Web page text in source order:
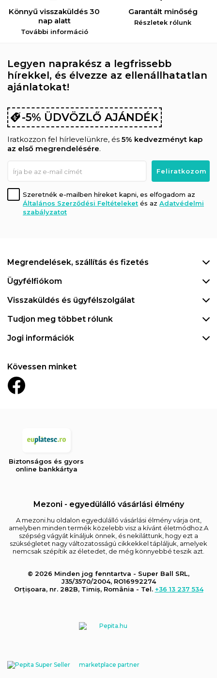
Könnyű visszaküldés 30
nap alatt
További információ
Garantált minőség
Részletek rólunk
Legyen naprakész a legfrissebb
hírekkel, és élvezze az ellenállhatatlan
ajánlatokat!
-5% ÜDVÖZLŐ AJÁNDÉK
Iratkozzon fel hírlevelünkre, és 5% kedvezményt kap
az első megrendelésére.
Szeretnék e-mailben híreket kapni, es elfogadom az
Általános Szerződési Feltételeket és az Adatvédelmi
szabályzatot
Megrendelések, szállítás és fizetés
Ügyfélfiókom
Visszaküldés és ügyfélszolgálat
Tudjon meg többet rólunk
Jogi információk
Kövessen minket
Biztonságos és gyors
online bankkártya
Mezoni - egyedülálló vásárlási élmény
A mezoni.hu oldalon egyedülálló vásárlási élmény várja önt,
amelyben minden termék közelebb visz a kívánt életmódhoz.A
szépség vágyát kínáljuk önnek, és nekiláttunk, hogy ezt a
szükségletet nagy változatosságú cikkekkel tápláljuk, amelyek
nemcsak szépítik az életedet, de még könnyebbé teszik azt.
© 2026 Minden jog fenntartva - Super Ball SRL,
J35/3570/2004, RO16992274
Orțișoara, nr. 282B, Timiș, România - Tel. +36 13 237 534
marketplace partner